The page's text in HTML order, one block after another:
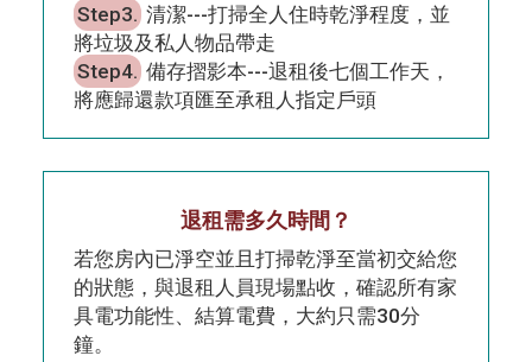
Step3.清潔---打掃全人住時乾淨程度，並
將垃圾及私人物品帶走
Step4.備存摺影本---退租後七個工作天，
將應歸還款項匯至承租人指定戶頭
退租需多久時間？
若您房內已淨空並且打掃乾淨至當初交給您
的狀態，與退租人員現場點收，確認所有家
具電功能性、結算電費，大約只需30分
鐘。